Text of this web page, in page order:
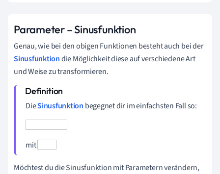
Parameter – Sinusfunktion
Genau, wie bei den obigen Funktionen besteht auch bei der
Sinusfunktiondie Möglichkeit diese auf verschiedene Art
und Weise zu transformieren.
DieSinusfunktion begegnet dir im einfachsten Fall so:
mit
Möchtest du die Sinusfunktion mit Parametern verändern,